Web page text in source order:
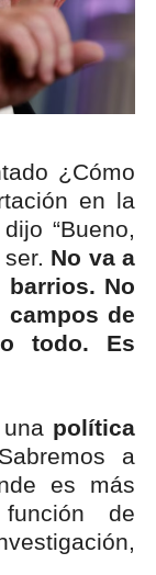
¿Cómo
en la
“Bueno,
No va a
barrios. No
de
todo. Es
política
a
es más
de